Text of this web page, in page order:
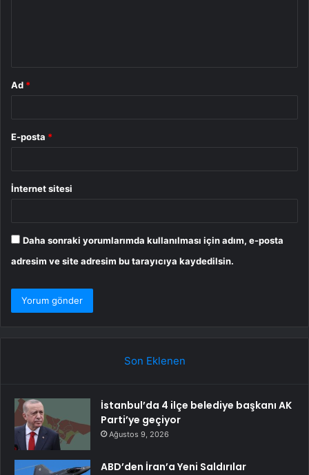
Ad *
E-posta *
İnternet sitesi
Daha sonraki yorumlarımda kullanılması için adım, e-posta
adresim ve site adresim bu tarayıcıya kaydedilsin.
Son Eklenen
İstanbul’da 4 ilçe belediye başkanı AK
Parti’ye geçiyor
Ağustos 9, 2026
ABD’den İran’a Yeni Saldırılar